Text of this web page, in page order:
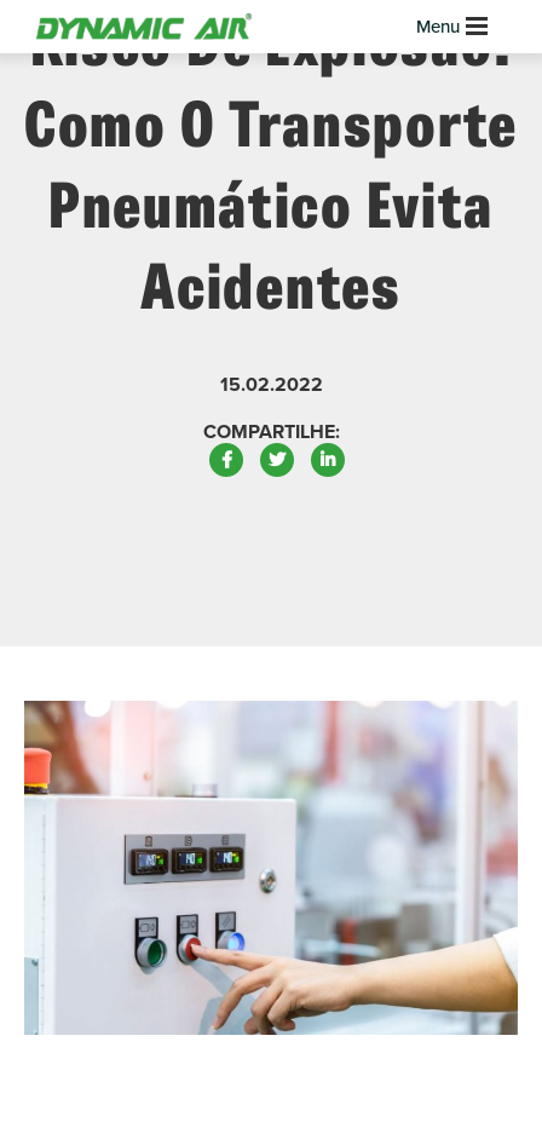
Risco De Explosão:
Como O Transporte
Pneumático Evita
Acidentes
15.02.2022
COMPARTILHE:
Facebook
TwitterLinkedIn